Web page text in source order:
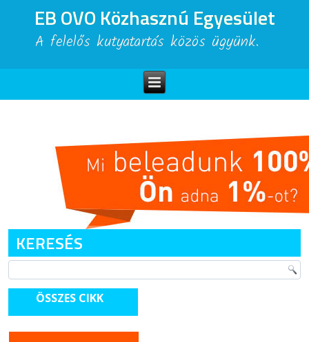
EB OVO Közhasznú Egyesület
A felelős kutyatartás közös ügyünk.
KERESÉS
ÖSSZES CIKK